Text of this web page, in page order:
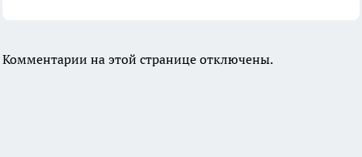
Комментарии на этой странице отключены.